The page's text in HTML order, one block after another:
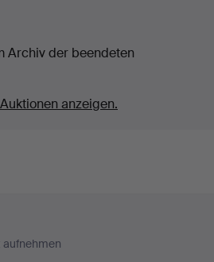
Archiv der beendeten
anzeigen.